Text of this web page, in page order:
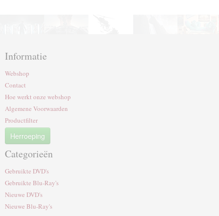
Informatie
Webshop
Contact
Hoe werkt onze webshop
Algemene Voorwaarden
Productfilter
Herroeping
Categorieën
Gebruikte DVD's
Gebruikte Blu-Ray's
Nieuwe DVD's
Nieuwe Blu-Ray's